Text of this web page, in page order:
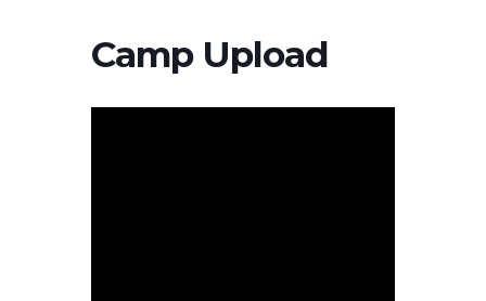
Camp Upload